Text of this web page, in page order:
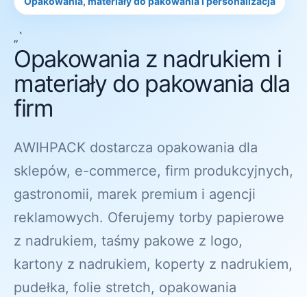
„`
Opakowania z nadrukiem i
materiały do pakowania dla
firm
AWIHPACK dostarcza opakowania dla
sklepów, e-commerce, firm produkcyjnych,
gastronomii, marek premium i agencji
reklamowych. Oferujemy torby papierowe
z nadrukiem, taśmy pakowe z logo,
kartony z nadrukiem, koperty z nadrukiem,
pudełka, folie stretch, opakowania